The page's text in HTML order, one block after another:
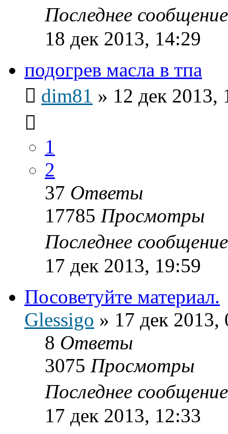
Последнее
18 дек 2013, 14:29
подогрев масла в тпа
dim81 » 12 дек 2013,
1
2
37 Ответы
17785 Просмотры
Последнее
17 дек 2013, 19:59
Посоветуйте материал.
Glessigo » 17 дек 2013,
8 Ответы
3075 Просмотры
Последнее
17 дек 2013, 12:33